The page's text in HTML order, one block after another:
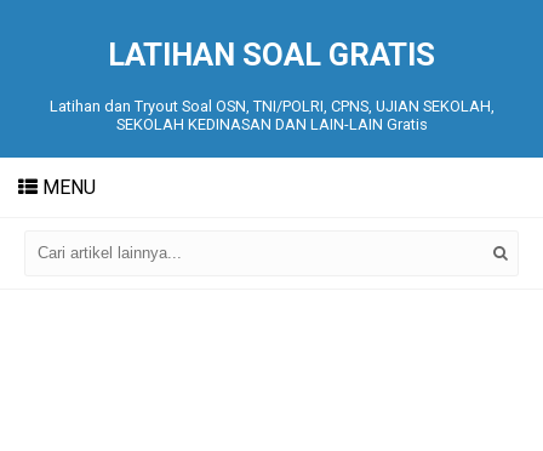
LATIHAN SOAL GRATIS
Latihan dan Tryout Soal OSN, TNI/POLRI, CPNS, UJIAN SEKOLAH,
SEKOLAH KEDINASAN DAN LAIN-LAIN Gratis
MENU